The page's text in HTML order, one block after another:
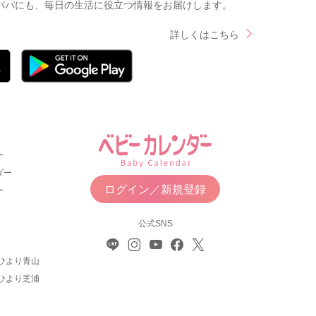
にも、毎日の生活に役立つ情報をお届けします。
詳しくはこちら
ー
より青山
より芝浦
ログイン／新規登録
公式SNS